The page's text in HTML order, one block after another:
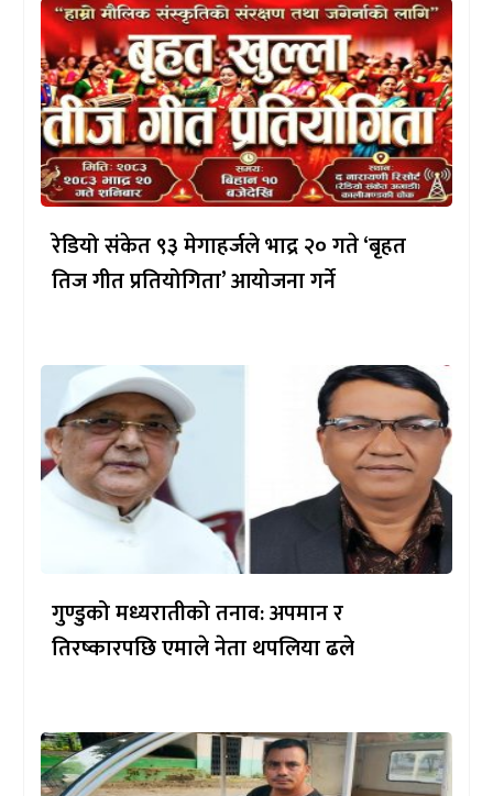
रेडियो संकेत ९३ मेगाहर्जले भाद्र २० गते ‘बृहत
तिज गीत प्रतियोगिता’ आयोजना गर्ने
गुण्डुको मध्यरातीको तनाव: अपमान र
तिरष्कारपछि एमाले नेता थपलिया ढले